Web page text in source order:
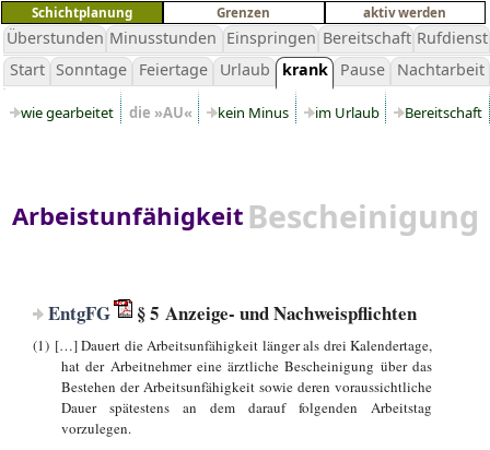
Schichtplanung Grenzen aktiv werden
Überstunden Minusstunden Einspringen Bereitschaft Rufdienst
Start
Sonntage Feiertage Urlaub krank Pause Nachtarbeit
wie gearbeitet die »AU« kein Minus im Urlaub Bereitschaft
Arbeistunfähigkeit Bescheinigung
EntgFG § 5 Anzeige- und Nachweispflichten
(1) […] Dauert die Arbeitsunfähigkeit länger als drei Kalendertage,
hat der Arbeitnehmer eine ärztliche Bescheinigung über das
Bestehen der Arbeitsunfähigkeit sowie deren voraussichtliche
Dauer spätestens an dem darauf folgenden Arbeitstag
vorzulegen.